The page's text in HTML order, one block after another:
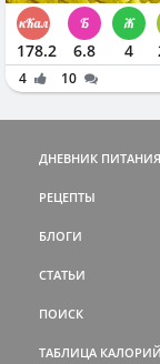
178.2 6.8 4
4 10
ДНЕВНИК ПИТАНИЯ
РЕЦЕПТЫ
БЛОГИ
СТАТЬИ
ПОИСК
ТАБЛИЦА